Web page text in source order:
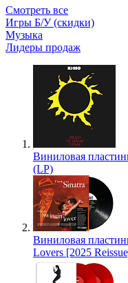
Смотреть все
Игры Б/У (скидки)
Музыка
Лидеры продаж
Виниловая
(LP)
Виниловая
Lovers [2025